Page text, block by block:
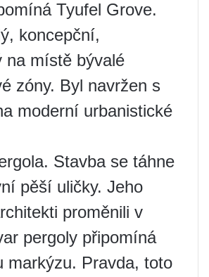
Tyufel Grove.
koncepční,
na místě bývalé
zóny. Byl navržen s
moderní urbanistické
Stavba se táhne
pěší uličky. Jeho
proměnili v
pergoly připomíná
markýzu. Pravda, toto